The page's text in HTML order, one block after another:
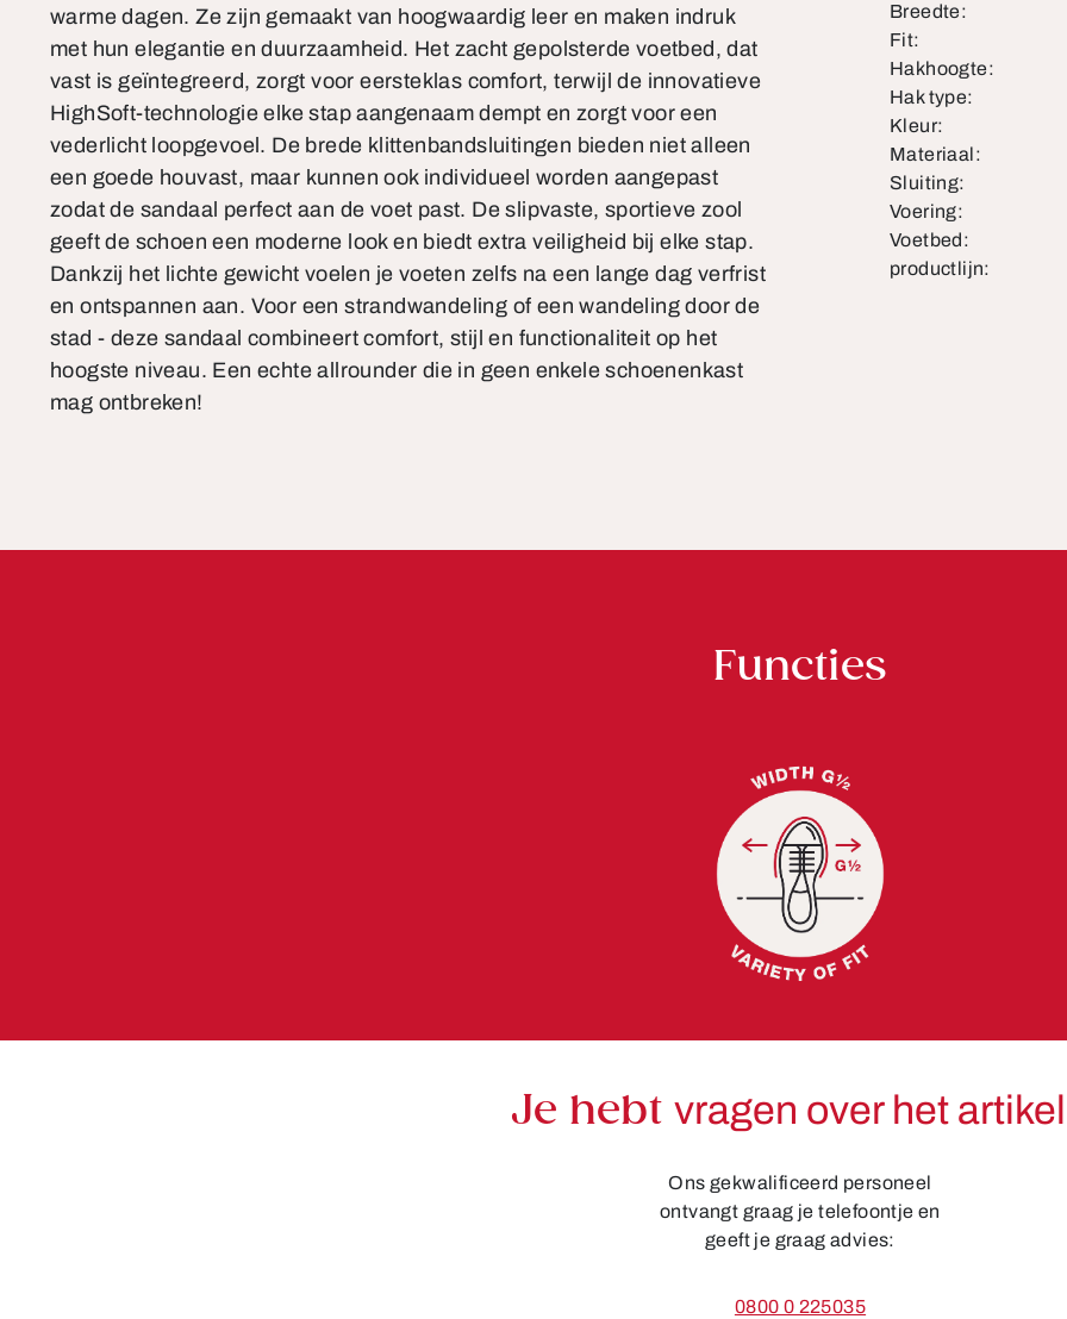
warme dagen. Ze zijn gemaakt van hoogwaardig leer en maken indruk
met hun elegantie en duurzaamheid. Het zacht gepolsterde voetbed, dat
vast is geïntegreerd, zorgt voor eersteklas comfort, terwijl de innovatieve
HighSoft-technologie elke stap aangenaam dempt en zorgt voor een
vederlicht loopgevoel. De brede klittenbandsluitingen bieden niet alleen
een goede houvast, maar kunnen ook individueel worden aangepast
zodat de sandaal perfect aan de voet past. De slipvaste, sportieve zool
geeft de schoen een moderne look en biedt extra veiligheid bij elke stap.
Dankzij het lichte gewicht voelen je voeten zelfs na een lange dag verfrist
en ontspannen aan. Voor een strandwandeling of een wandeling door de
stad - deze sandaal combineert comfort, stijl en functionaliteit op het
hoogste niveau. Een echte allrounder die in geen enkele schoenenkast
mag ontbreken!
Breedte:
Fit:
Hakhoogte:
Hak type:
Kleur:
Materiaal:
Sluiting:
Voering:
Voetbed:
productlijn:
Functies
Je hebt vragen over het
Ons gekwalificeerd personeel
ontvangt graag je telefoontje en
geeft je graag advies:
0800 0 225035